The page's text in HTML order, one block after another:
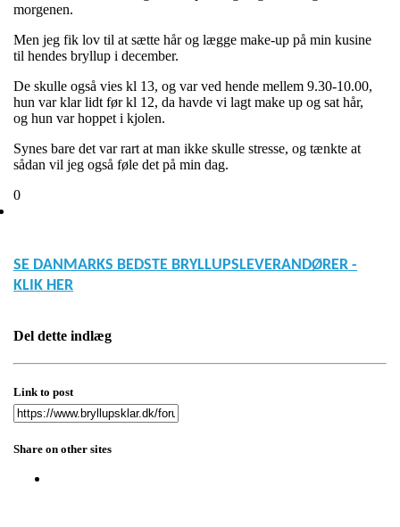
morgenen.
Men jeg fik lov til at sætte hår og lægge make-up på min kusine
til hendes bryllup i december.
De skulle også vies kl 13, og var ved hende mellem 9.30-10.00,
hun var klar lidt før kl 12, da havde vi lagt make up og sat hår,
og hun var hoppet i kjolen.
Synes bare det var rart at man ikke skulle stresse, og tænkte at
sådan vil jeg også føle det på min dag.
0
SE DANMARKS BEDSTE BRYLLUPSLEVERANDØRER -
KLIK HER
Del dette indlæg
Link to post
Share on other sites